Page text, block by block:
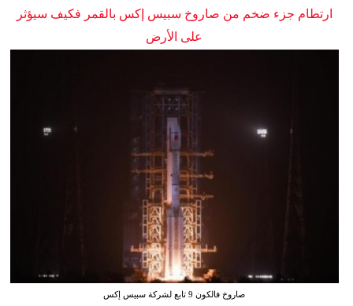
ارتطام جزء ضخم من صاروخ سبيس إكس بالقمر فكيف سيؤثر
على الأرض
صاروخ فالكون 9 تابع لشركة سبيس إكس